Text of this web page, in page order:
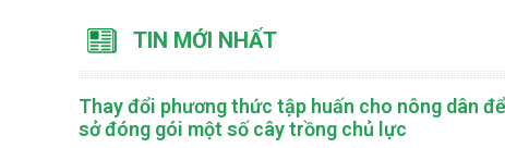
TIN MỚI NHẤT
Thay đổi phương thức tập huấn cho nông dân
sở đóng gói một số cây trồng chủ lực